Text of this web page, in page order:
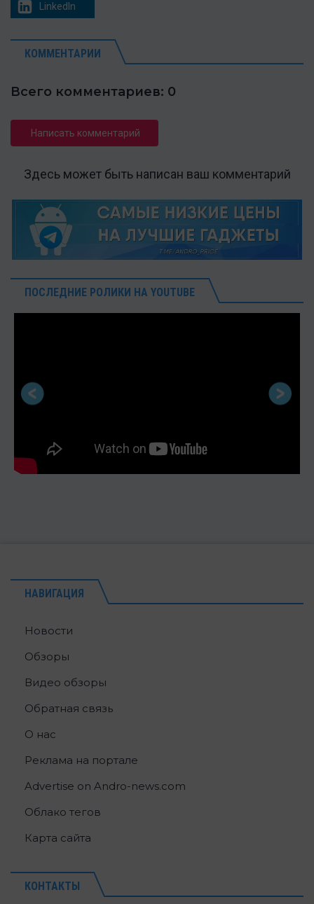
LinkedIn
КОММЕНТАРИИ
Всего комментариев: 0
Написать комментарий
Здесь может быть написан ваш комментарий
ПОСЛЕДНИЕ РОЛИКИ НА YOUTUBE
НАВИГАЦИЯ
Новости
Обзоры
Видео обзоры
Обратная связь
О нас
Реклама на портале
Advertise on Andro-news.com
Облако тегов
Карта сайта
КОНТАКТЫ